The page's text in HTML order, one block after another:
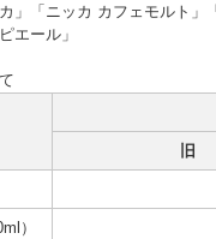
「ニッカ カフェモルト」
エール」
旧
）